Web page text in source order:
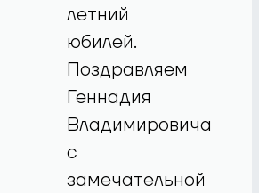
летний
юбилей.
Поздравляем
Геннадия
Владимировича
с
замечательной